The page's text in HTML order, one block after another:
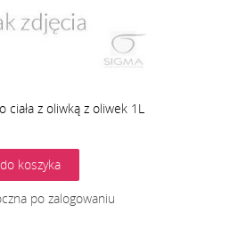
ciała z oliwką z oliwek 1L
do koszyka
po zalogowaniu